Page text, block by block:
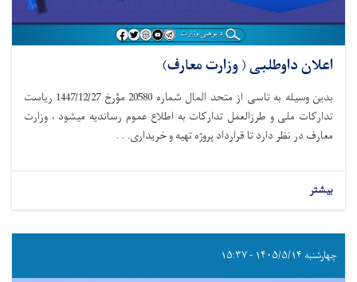
اعلان داوطلبی ( وزارت معارف)
بدین وسیله به تاسی از متحد المال شماره 20580 مؤرخ 1447/12/27 ریاست
تدارکات ملی و طرزالعمل تدارکات به اطلاع عموم رساندیه میشود ، وزارت
معارف در نظر دارد تا قرارداد پروژه تهیه و خریداری. . .
بیشتر
چهارشنبه ۱۴۰۵/۵/۱۴ - ۱۵:۳۷